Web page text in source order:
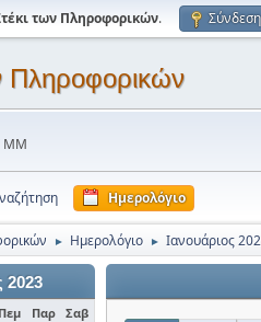
των Πληροφορικών. Σύνδεση
Πληροφορικών
ΜΜ
Ημερολόγιο
► Ημερολόγιο ► Ιανουάριος
2023
Πεμ Παρ Σαβ